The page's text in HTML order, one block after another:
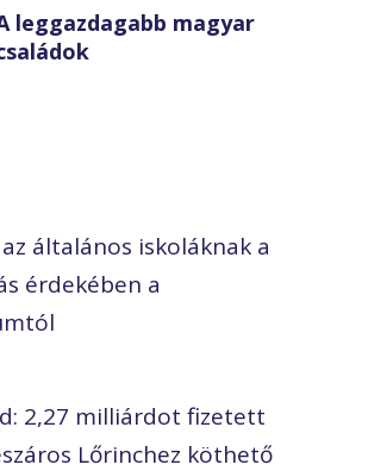
leggazdagabb magyar
általános iskoláknak a
érdekében a
2,27 milliárdot fizetett
Lőrinchez köthető